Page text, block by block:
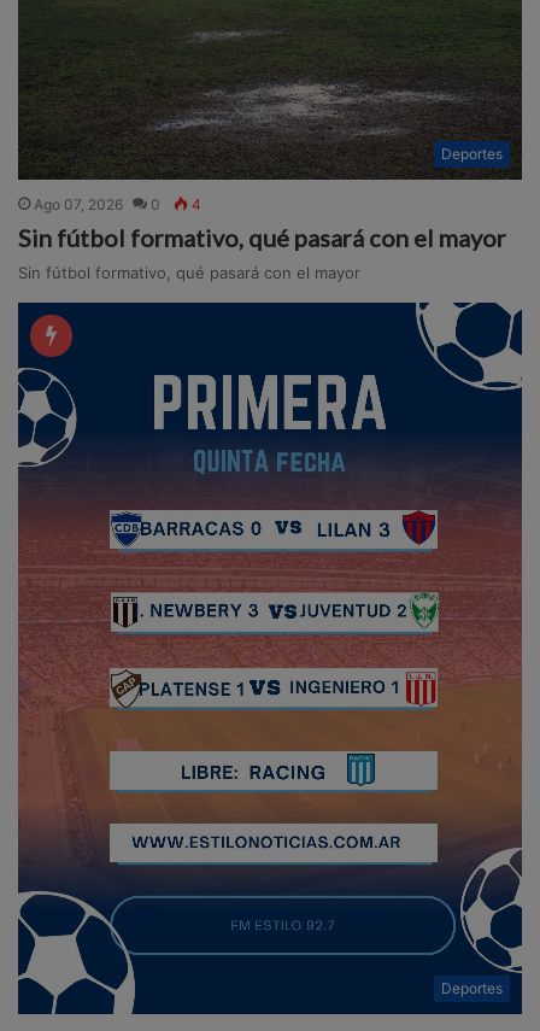
Deportes
Ago 07, 2026 0 4
Sin fútbol formativo, qué pasará con el mayor
Sin fútbol formativo, qué pasará con el mayor
Deportes